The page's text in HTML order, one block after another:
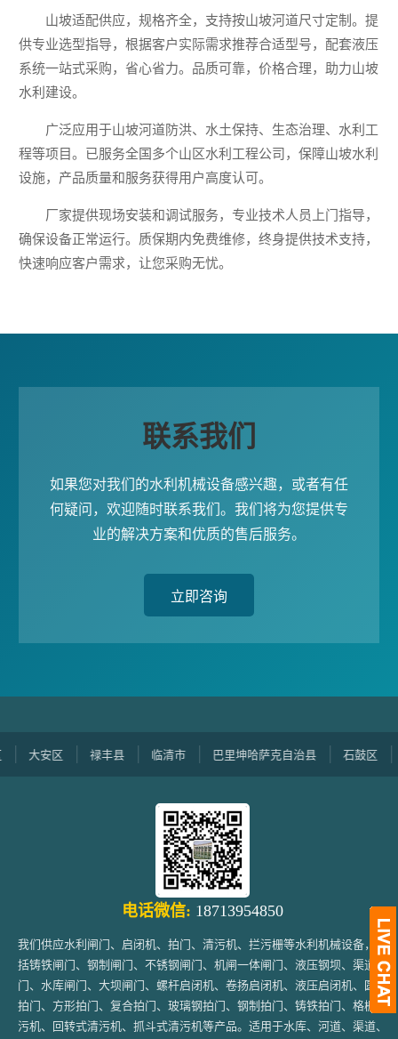
山坡适配供应，规格齐全，支持按山坡河道尺寸定制。提
供专业选型指导，根据客户实际需求推荐合适型号，配套液压
系统一站式采购，省心省力。品质可靠，价格合理，助力山坡
水利建设。
广泛应用于山坡河道防洪、水土保持、生态治理、水利工
程等项目。已服务全国多个山区水利工程公司，保障山坡水利
设施，产品质量和服务获得用户高度认可。
厂家提供现场安装和调试服务，专业技术人员上门指导，
确保设备正常运行。质保期内免费维修，终身提供技术支持，
快速响应客户需求，让您采购无忧。
联系我们
如果您对我们的水利机械设备感兴趣，或者有任
何疑问，欢迎随时联系我们。我们将为您提供专
业的解决方案和优质的售后服务。
立即咨询
安区 禄丰县 临清市 巴里坤哈萨克自治县 石鼓区 新
电话微信: 18713954850
我们供应水利闸门、启闭机、拍门、清污机、拦污栅等水利机械设备，包
括铸铁闸门、钢制闸门、不锈钢闸门、机闸一体闸门、液压钢坝、渠道闸
门、水库闸门、大坝闸门、螺杆启闭机、卷扬启闭机、液压启闭机、圆形
拍门、方形拍门、复合拍门、玻璃钢拍门、钢制拍门、铸铁拍门、格栅清
污机、回转式清污机、抓斗式清污机等产品。适用于水库、河道、渠道、